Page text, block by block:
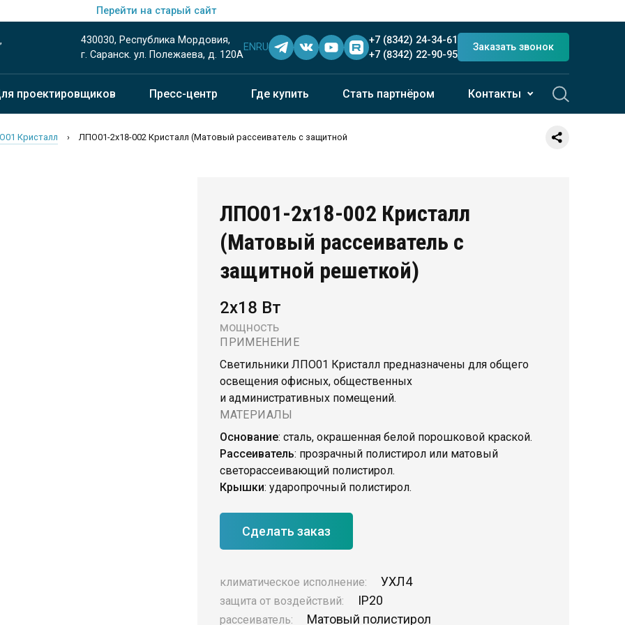
Перейти на старый сайт
430030, Республика Мордовия,
г. Саранск. ул. Полежаева, д. 120А
EN RU
+7 (8342) 24-34-61
+7 (8342) 22-90-95
Заказать звонок
проектировщиков Пресс-центр Где купить Стать партнёром Контакты
Кристалл ›
ЛПО01-2х18-002 Кристалл (Матовый рассеиватель с защитной
ЛПО01-2х18-002 Кристалл
(Матовый рассеиватель с
защитной решеткой)
2х18 Вт
мощность
ПРИМЕНЕНИЕ
Светильники ЛПО01 Кристалл предназначены для общего
освещения офисных, общественных
и административных помещений.
МАТЕРИАЛЫ
Основание: сталь, окрашенная белой порошковой краской.
Рассеиватель: прозрачный полистирол или матовый
светорассеивающий полистирол.
Крышки: ударопрочный полистирол.
Сделать заказ
климатическое исполнение: УХЛ4
защита от воздействий: IP20
рассеиватель: Матовый полистирол